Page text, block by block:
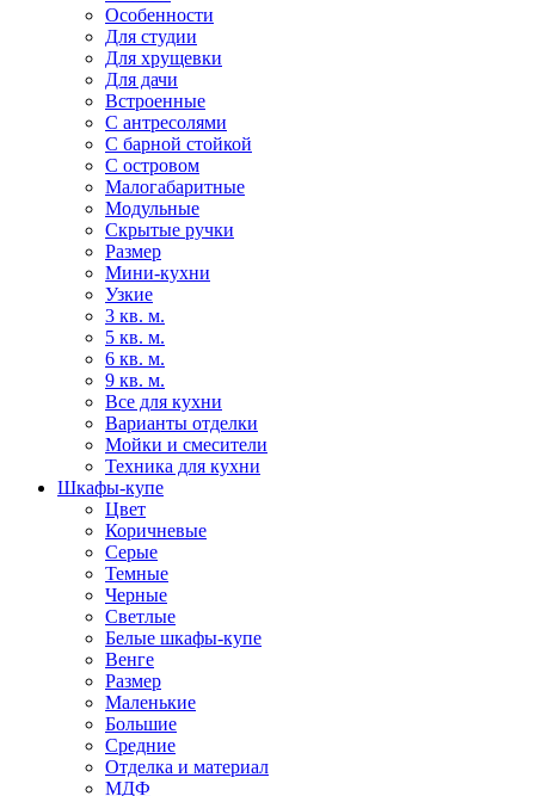
Особенности
Для студии
Для хрущевки
Для дачи
Встроенные
С антресолями
С барной стойкой
С островом
Малогабаритные
Модульные
Скрытые ручки
Размер
Мини-кухни
Узкие
3 кв. м.
5 кв. м.
6 кв. м.
9 кв. м.
Все для кухни
Варианты отделки
Мойки и смесители
Техника для кухни
Шкафы-купе
Цвет
Коричневые
Серые
Темные
Черные
Светлые
Белые шкафы-купе
Венге
Размер
Маленькие
Большие
Средние
Отделка и материал
МДФ